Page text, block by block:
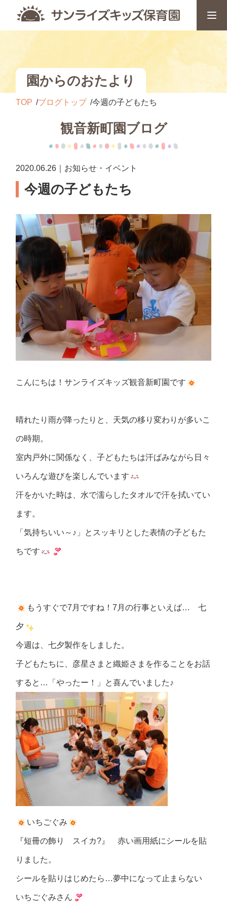
園からのおたより
TOP ブログトップ 今週の子どもたち
観音新町園ブログ
2020.06.26｜お知らせ・イベント
今週の子どもたち
こんにちは！サンライズキッズ観音新町園です
晴れたり雨が降ったりと、天気の移り変わりが多いこ
の時期。
室内戸外に関係なく、子どもたちは汗ばみながら日々
いろんな遊びを楽しんでいます
汗をかいた時は、水で濡らしたタオルで汗を拭いてい
ます。
「気持ちいい～♪」とスッキリとした表情の子どもた
ちです
もうすぐで7月ですね！7月の行事といえば… 七
夕
今週は、七夕製作をしました。
子どもたちに、彦星さまと織姫さまを作ることをお話
すると…「やったー！」と喜んでいました♪
いちごぐみ
『短冊の飾り スイカ?』 赤い画用紙にシールを貼
りました。
シールを貼りはじめたら…夢中になって止まらない
いちごぐみさん